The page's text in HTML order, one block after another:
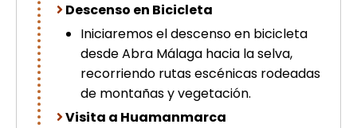
Descenso en Bicicleta
Iniciaremos el descenso en bicicleta
desde Abra Málaga hacia la selva,
recorriendo rutas escénicas rodeadas
de montañas y vegetación.
Visita a Huamanmarca